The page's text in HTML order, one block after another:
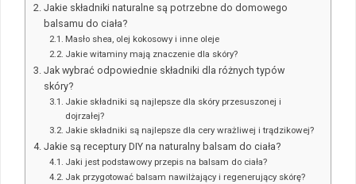
Jakie składniki naturalne są potrzebne do domowego
balsamu do ciała?
Masło shea, olej kokosowy i inne oleje
Jakie witaminy mają znaczenie dla skóry?
Jak wybrać odpowiednie składniki dla różnych typów
skóry?
Jakie składniki są najlepsze dla skóry przesuszonej i
dojrzałej?
Jakie składniki są najlepsze dla cery wrażliwej i trądzikowej?
Jakie są receptury DIY na naturalny balsam do ciała?
Jaki jest podstawowy przepis na balsam do ciała?
Jak przygotować balsam nawilżający i regenerujący skórę?